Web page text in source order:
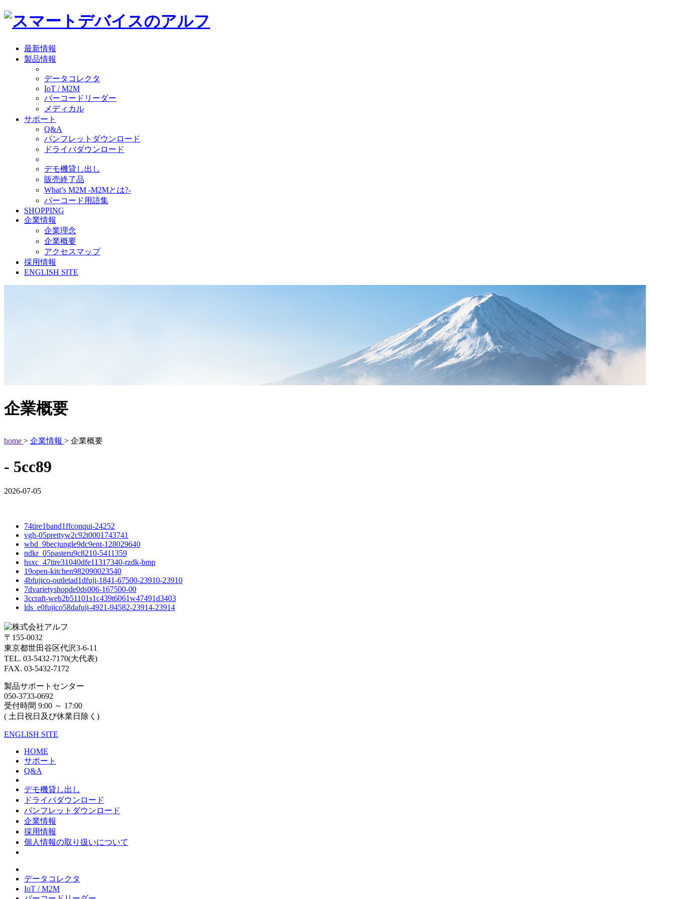
最新情報
製品情報
データコレクタ
IoT / M2M
バーコードリーダー
メディカル
サポート
Q&A
パンフレットダウンロード
ドライバダウンロード
デモ機貸し出し
販売終了品
What’s M2M -M2Mとは?-
バーコード用語集
SHOPPING
企業情報
企業理念
企業概要
アクセスマップ
採用情報
ENGLISH SITE
企業概要
home > 企業情報 > 企業概要
- 5cc89
2026-07-05
74tire1band1ffconqui-24252
vgh-05prettyw2c92t0001743741
wbd_9becjungle9dc9ent-128029640
ndkr_05pasteru9c8210-5411359
hsxc_47tire31040dfe11317340-rzdk-bmp
19open-kitchen982090023540
4bfujico-outletad1dfuji-1841-67500-23910-23910
7dvarietyshopde0ds006-167500-00
3ccraft-web2b51101s1c439t6061w47491d3403
lds_e0fujico58dafuji-4921-94582-23914-23914
〒155-0032
東京都世田谷区代沢3-6-11
TEL. 03-5432-7170(大代表)
FAX. 03-5432-7172
製品サポートセンター
050-3733-0692
受付時間 9:00 ～ 17:00
( 土日祝日及び休業日除く)
ENGLISH SITE
HOME
サポート
Q&A
デモ機貸し出し
ドライバダウンロード
パンフレットダウンロード
企業情報
採用情報
個人情報の取り扱いについて
データコレクタ
IoT / M2M